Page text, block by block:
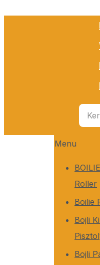
Menu
Roller
Boilie
Bojli
Bojli